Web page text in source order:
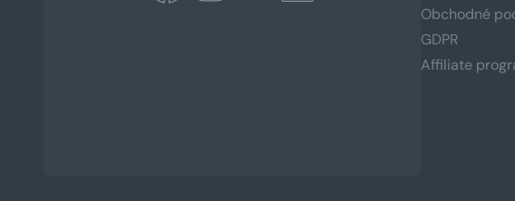
Obchodné
GDPR
Affiliate